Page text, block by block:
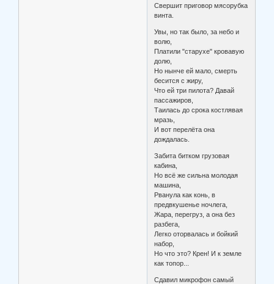
Свершит приговор мясорубка
винта.
Увы, но так было, за небо и
волю,
Платили "старухе" кровавую
долю,
Но нынче ей мало, смерть
бесится с жиру,
Что ей три пилота? Давай
пассажиров,
Таилась до срока костлявая
мразь,
И вот перелёта она
дождалась.
Забита битком грузовая
кабина,
Но всё же сильна молодая
машина,
Рванула как конь, в
предвкушенье ночлега,
Жара, перегруз, а она без
разбега,
Легко оторвалась и бойкий
набор,
Но что это? Крен! И к земле
как топор...
Сдавил микрофон самый